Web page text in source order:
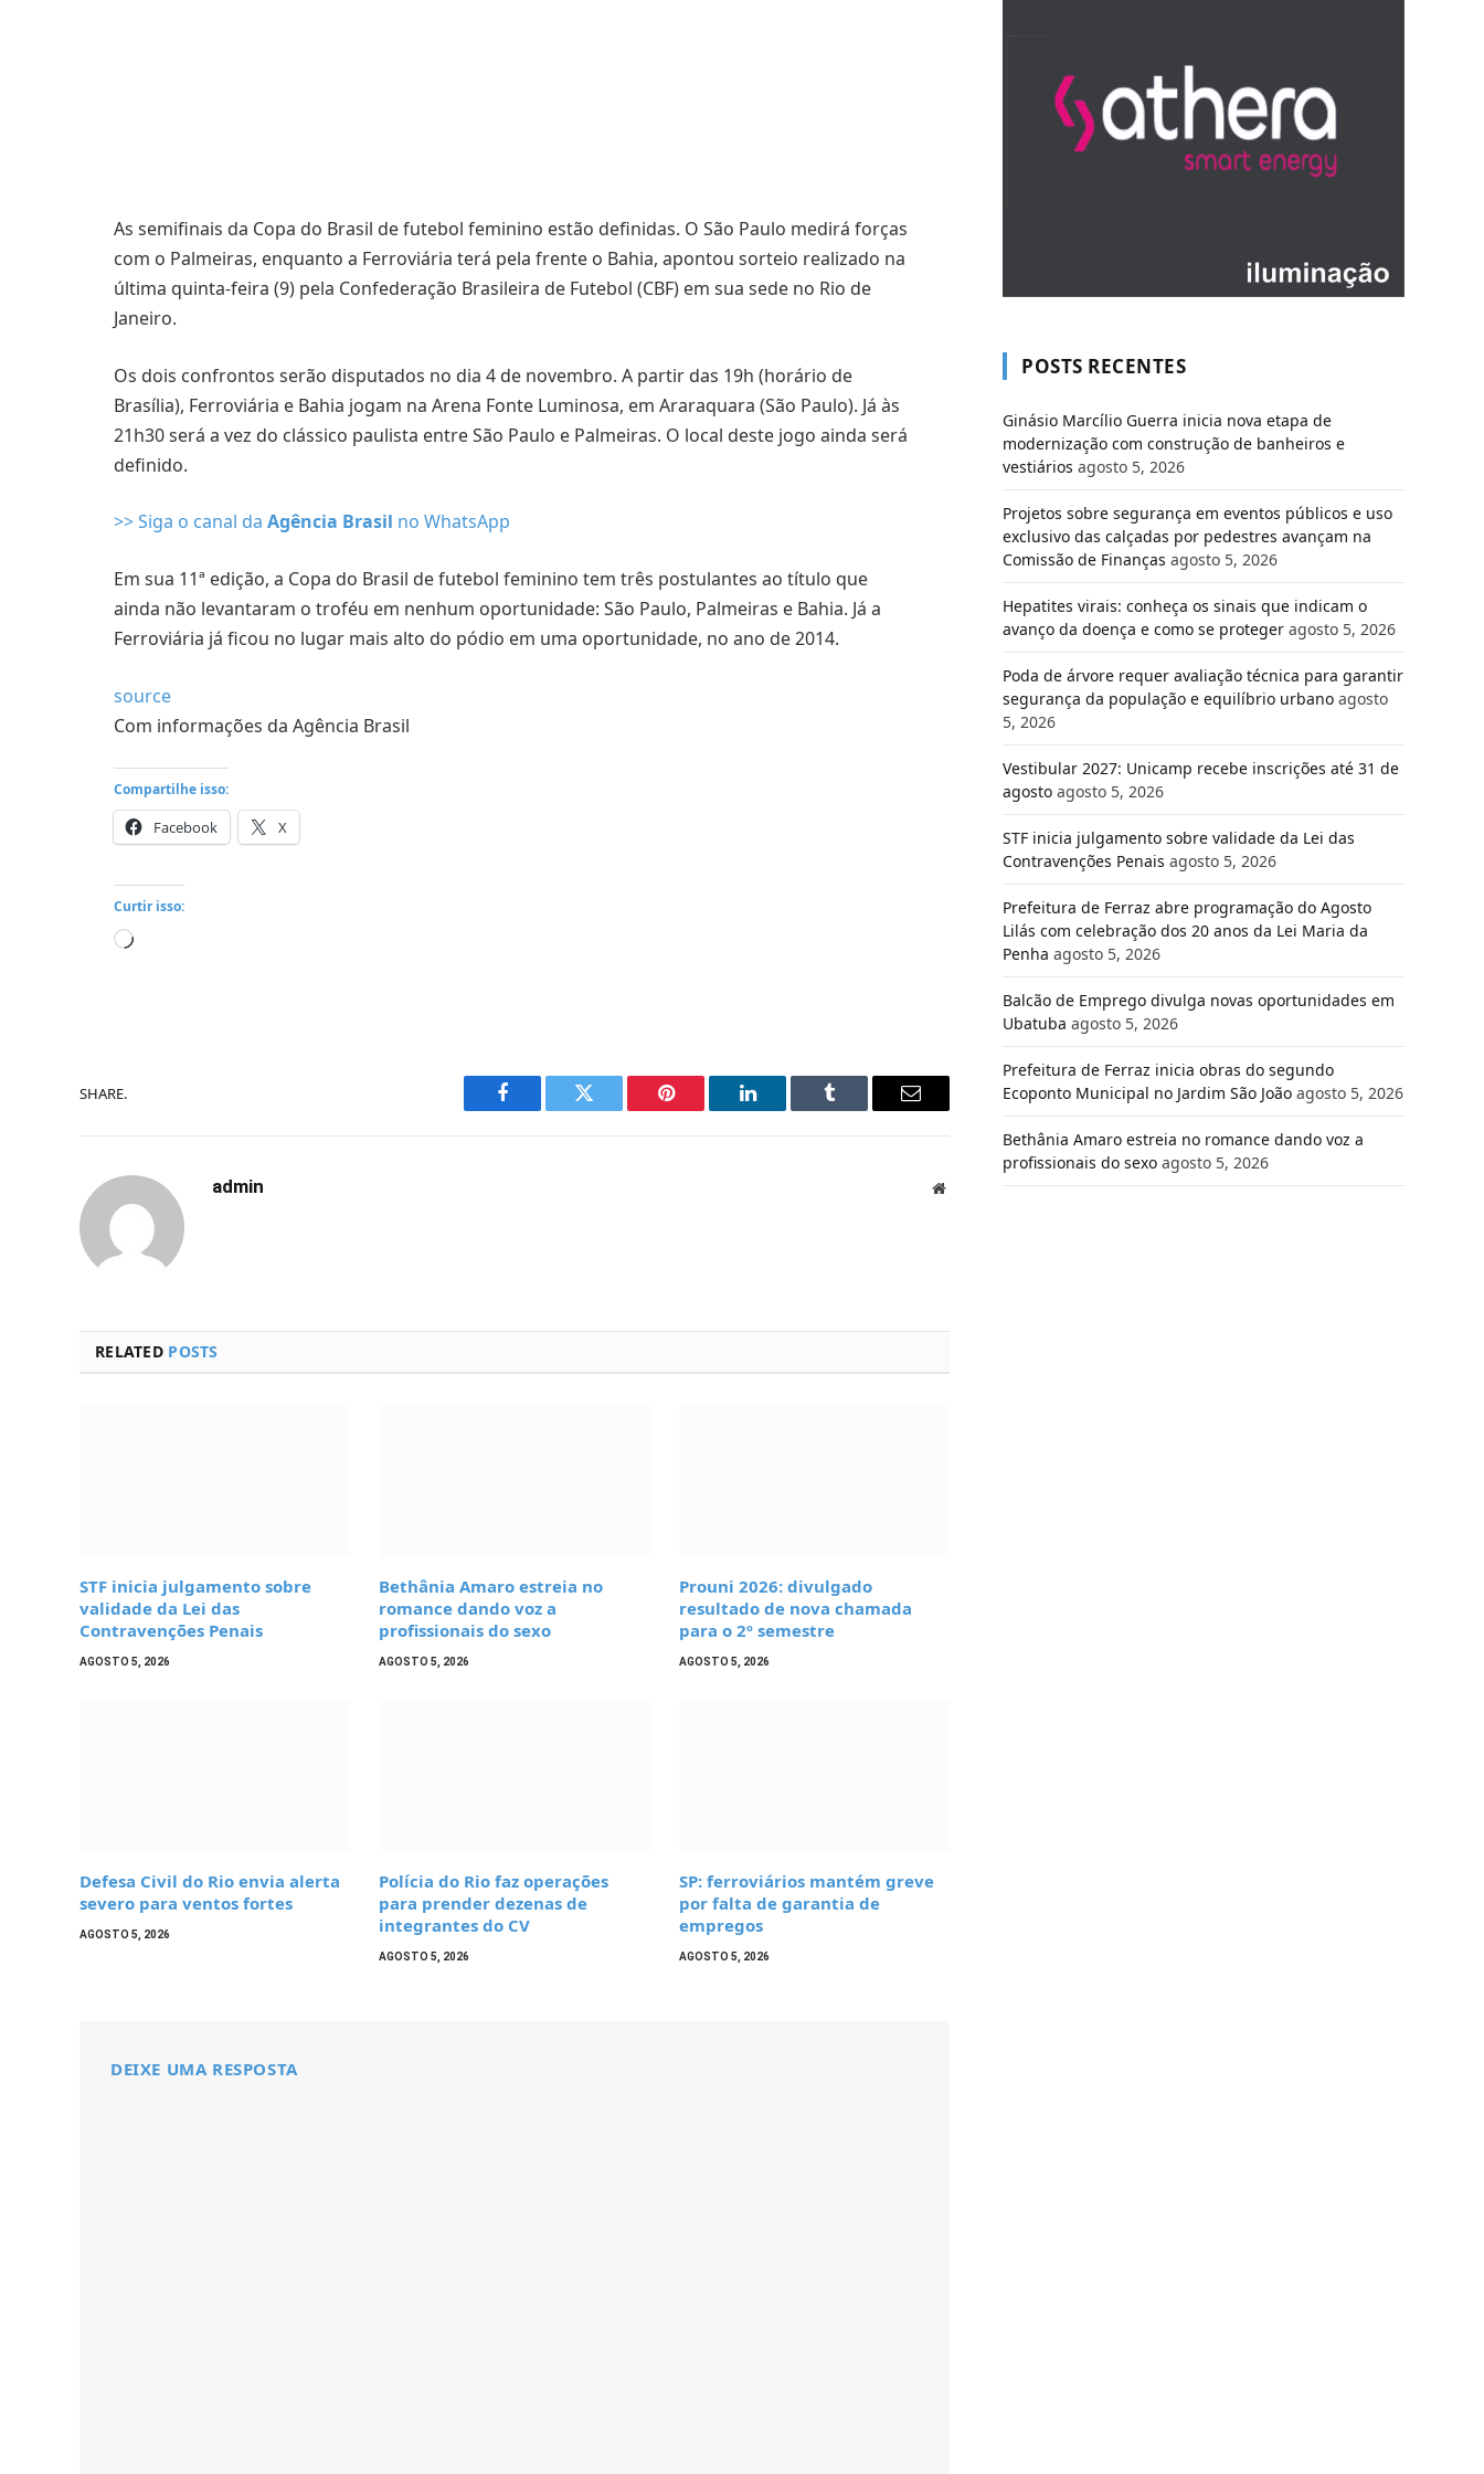
As semifinais da Copa do Brasil de futebol feminino estão definidas. O São Paulo medirá forças
com o Palmeiras, enquanto a Ferroviária terá pela frente o Bahia, apontou sorteio realizado na
última quinta-feira (9) pela Confederação Brasileira de Futebol (CBF) em sua sede no Rio de
Janeiro.
Os dois confrontos serão disputados no dia 4 de novembro. A partir das 19h (horário de
Brasília), Ferroviária e Bahia jogam na Arena Fonte Luminosa, em Araraquara (São Paulo). Já às
21h30 será a vez do clássico paulista entre São Paulo e Palmeiras. O local deste jogo ainda será
definido.
>> Siga o canal da Agência Brasil no WhatsApp
Em sua 11ª edição, a Copa do Brasil de futebol feminino tem três postulantes ao título que
ainda não levantaram o troféu em nenhum oportunidade: São Paulo, Palmeiras e Bahia. Já a
Ferroviária já ficou no lugar mais alto do pódio em uma oportunidade, no ano de 2014.
source
Com informações da Agência Brasil
Compartilhe isso:
Facebook X
Curtir isso:
Carregando...
SHARE.
Facebook Twitter Pinterest LinkedIn Tumblr Email
admin Website
RELATED POSTS
STF inicia julgamento sobre
validade da Lei das
Contravenções Penais
AGOSTO 5, 2026
Bethânia Amaro estreia no
romance dando voz a
profissionais do sexo
AGOSTO 5, 2026
Prouni 2026: divulgado
resultado de nova chamada
para o 2º semestre
AGOSTO 5, 2026
Defesa Civil do Rio envia alerta
severo para ventos fortes
AGOSTO 5, 2026
Polícia do Rio faz operações
para prender dezenas de
integrantes do CV
AGOSTO 5, 2026
SP: ferroviários mantém greve
por falta de garantia de
empregos
AGOSTO 5, 2026
DEIXE UMA RESPOSTA
POSTS RECENTES
Ginásio Marcílio Guerra inicia nova etapa de
modernização com construção de banheiros e
vestiários agosto 5, 2026
Projetos sobre segurança em eventos públicos e uso
exclusivo das calçadas por pedestres avançam na
Comissão de Finanças agosto 5, 2026
Hepatites virais: conheça os sinais que indicam o
avanço da doença e como se proteger agosto 5, 2026
Poda de árvore requer avaliação técnica para garantir
segurança da população e equilíbrio urbano agosto
5, 2026
Vestibular 2027: Unicamp recebe inscrições até 31 de
agosto agosto 5, 2026
STF inicia julgamento sobre validade da Lei das
Contravenções Penais agosto 5, 2026
Prefeitura de Ferraz abre programação do Agosto
Lilás com celebração dos 20 anos da Lei Maria da
Penha agosto 5, 2026
Balcão de Emprego divulga novas oportunidades em
Ubatuba agosto 5, 2026
Prefeitura de Ferraz inicia obras do segundo
Ecoponto Municipal no Jardim São João agosto 5, 2026
Bethânia Amaro estreia no romance dando voz a
profissionais do sexo agosto 5, 2026